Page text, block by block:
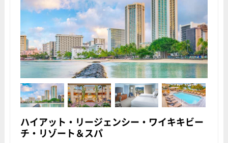
ハイアット・リージェンシー・ワイキキビー
チ・リゾート＆スパ